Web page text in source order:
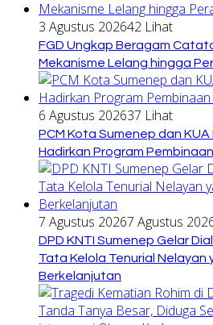
3 Agustus 202642 Lihat
FGD Ungkap Beragam
Mekanisme Lelang hingga
6 Agustus 202637 Lihat
PCM Kota Sumenep dan
Hadirkan Program
7 Agustus 20267 Agustus
DPD KNTI Sumenep Gelar
Tata Kelola Tenurial Nelayan
Berkelanjutan